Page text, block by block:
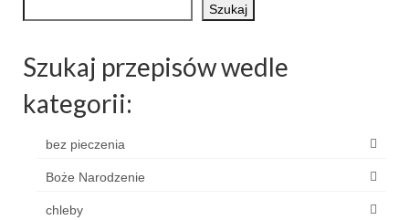
Szukaj
Szukaj przepisów wedle
kategorii:
bez pieczenia
Boże Narodzenie
chleby